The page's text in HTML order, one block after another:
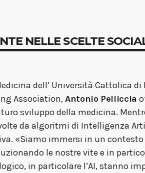
NELLE SCELTE
dell’ Università Cattolica di
Association,Antonio Pelliccia
sviluppo della medicina.
da algoritmi di Intelligenza
«Siamo immersi in un
le nostre vite e in
in particolare l’AI, stanno